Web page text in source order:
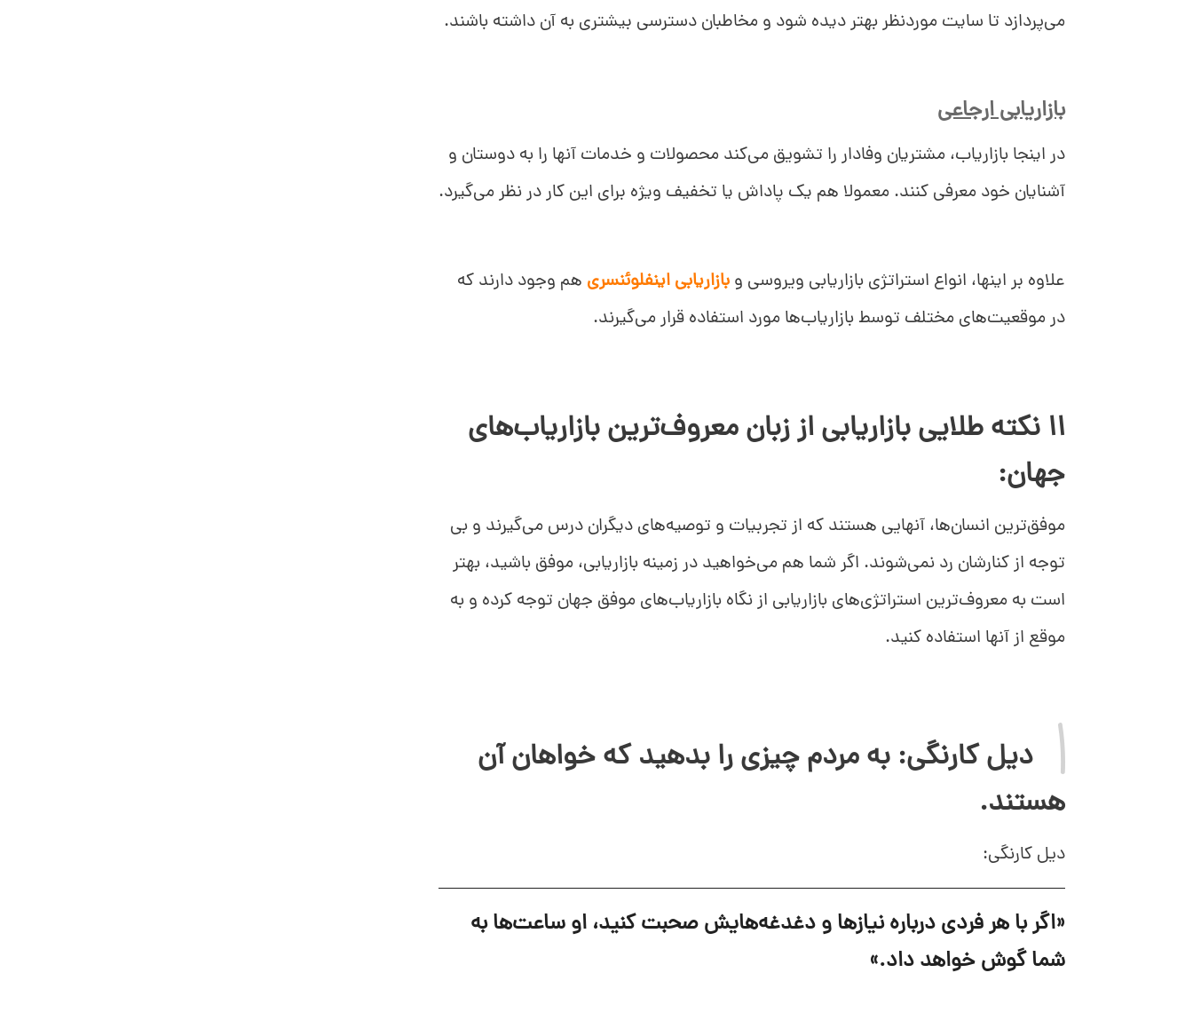
می‌پردازد تا سایت موردنظر بهتر دیده شود و مخاطبان دسترسی بیشتری به آن داشته باشند.
بازاریابی ارجاعی
در اینجا بازاریاب، مشتریان وفادار را تشویق می‌کند محصولات و خدمات آنها را به دوستان و
آشنایان خود معرفی کنند. معمولا هم یک پاداش یا تخفیف ویژه برای این کار در نظر می‌گیرد.
علاوه بر اینها، انواع استراتژی بازاریابی ویروسی و بازاریابی اینفلوئنسری هم وجود دارند که
در موقعیت‌های مختلف توسط بازاریاب‌ها مورد استفاده قرار می‌گیرند.
11 نکته طلایی بازاریابی از زبان معروف‌ترین بازاریاب‌های
جهان:
موفق‌ترین انسان‌ها، آنهایی هستند که از تجربیات و توصیه‌های دیگران درس می‌گیرند و بی
توجه از کنارشان رد نمی‌شوند. اگر شما هم می‌خواهید در زمینه بازاریابی، موفق باشید، بهتر
است به معروف‌ترین استراتژی‌های بازاریابی از نگاه بازاریاب‌های موفق جهان توجه کرده و به
موقع از آنها استفاده کنید.
دیل کارنگی: به مردم چیزی را بدهید که خواهان آن
هستند.
دیل کارنگی:
«اگر با هر فردی درباره نیازها و دغدغه‌هایش صحبت کنید، او ساعت‌ها به
شما گوش خواهد داد.»